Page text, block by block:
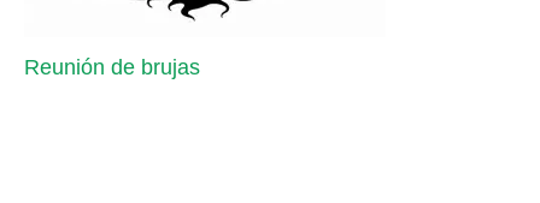
Reunión de brujas